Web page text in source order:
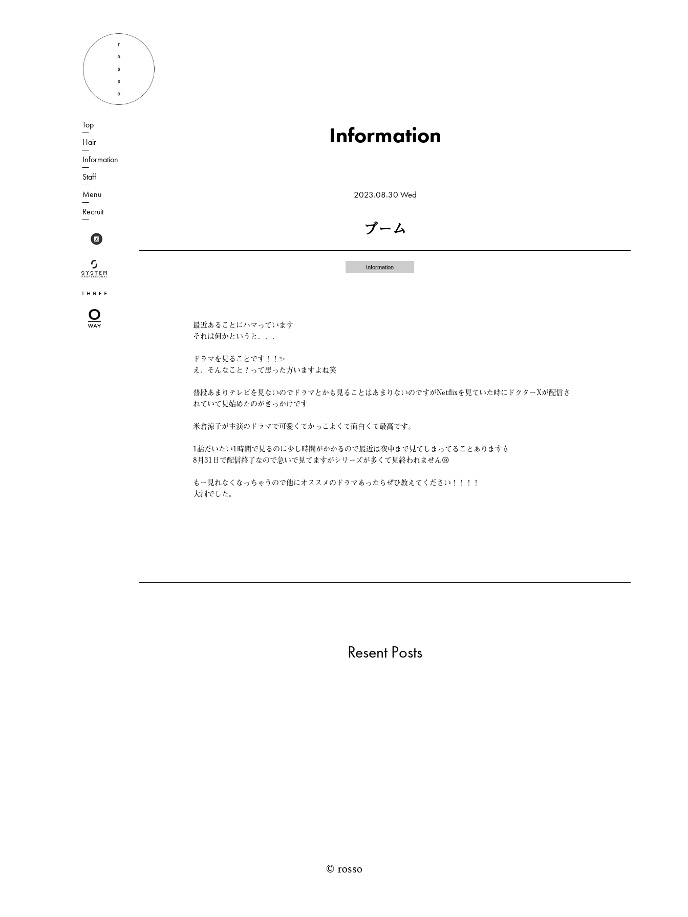
Top
Hair
Information
Staff
Menu
Recruit
Information
2023.08.30 Wed
ブーム
Information
最近あることにハマっています
それは何かというと、、、
ドラマを見ることです！！✨
え、そんなこと？って思った方いますよね笑
普段あまりテレビを見ないのでドラマとかも見ることはあまりないのですがNetflixを見ていた時にドクターXが配信さ
れていて見始めたのがきっかけです
米倉涼子が主演のドラマで可愛くてかっこよくて面白くて最高です。
1話だいたい1時間で見るのに少し時間がかかるので最近は夜中まで見てしまってることあります💧
8月31日で配信終了なので急いで見てますがシリーズが多くて見終われません😢
もー見れなくなっちゃうので他にオススメのドラマあったらぜひ教えてください！！！！
大洞でした。
Resent Posts